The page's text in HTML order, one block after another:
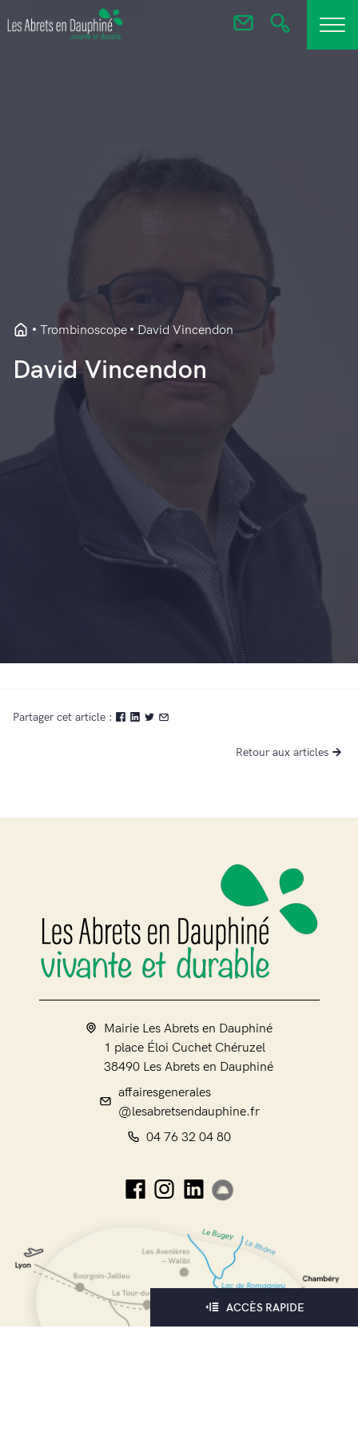
David Vincendon
Trombinoscope David Vincendon
Partager cet article :
Retour aux articles
Mairie Les Abrets en Dauphiné
1 place Éloi Cuchet Chéruzel
38490 Les Abrets en Dauphiné
affairesgenerales
@lesabretsendauphine.fr
04 76 32 04 80
ACCÈS RAPIDE